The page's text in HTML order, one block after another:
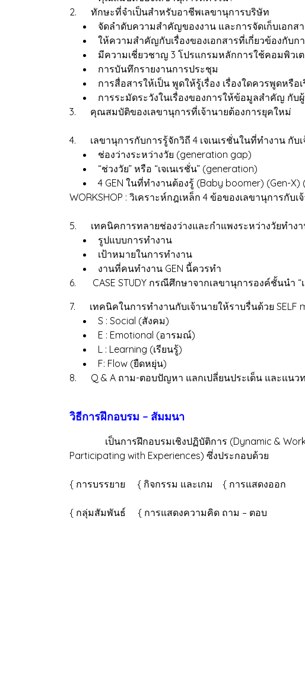
2. ทักษะที่จำเป็นสำหรับอาชีพเลขานุการบริษัท
จัดลำดับความสำคัญของงาน และการจัดเก็บเอกส
ให้ความสำคัญกับเรื่องของเอกสารที่เกี่ยวข้องกับก
มีความเชี่ยวชาญ 3 โปรแกรมหลักการใช้คอมพิวเ
การบันทึกรายงานการประชุม
การสื่อสารให้เป็น พูดให้รู้เรื่อง เรื่องใดควรพูดหรือ
การระมัดระวังในเรื่องของการให้ข้อมูลสำคัญ กับ
3. คุณสมบัติของเลขานุการที่เจ้านายต้องการยุคใหม่
4. เลขานุการกับการรู้จักวิถี 4 เจเนเรชั่นในที่ทำงาน กับเ
ช่องว่างระหว่างวัย (generation gap)
“ช่วงวัย” หรือ “เจเนเรชั่น” (generation)
4 GEN ในที่ทำงานต้องรู้ (Baby boomer) (Gen-X)
WORKSHOP : วิเคราะห์กฎเหล็ก 4 ข้อของเลขานุการกับเจ้
5. เทคนิคการทลายช่องว่างและกำแพงระหว่างวัยทำงา
รูปแบบการทำงาน
เป้าหมายในการทำงาน
งานที่คนทำงาน GEN นี้ควรทำ
6. CASE STUDY กรณีศึกษาจากเลขานุการองค์ชั้นนำ “
7. เทคนิคในการทำงานกับเจ้านายให้ราบรื่นด้วย SELF
S : Social (สังคม)
E : Emotional (อารมณ์)
L : Learning (เรียนรู้)
F: Flow (ยืดหยุ่น)
8. Q & A ถาม-ตอบปัญหา แลกเปลี่ยนประเด็น และแนว
วิธีการฝึกอบรม – สัมมนา
เป็นการฝึกอบรมเชิงปฏิบัติการ (Dynamic &
Participating with Experiences) ซึ่งประกอบด้วย
{ การบรรยาย { กิจกรรม และเกม { การแสดงออก
{ กลุ่มสัมพันธ์ { การแสดงความคิด ถาม – ตอบ